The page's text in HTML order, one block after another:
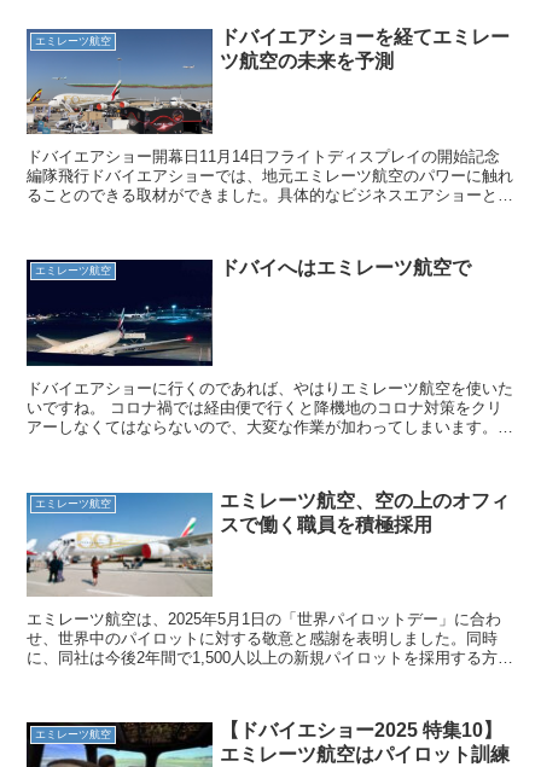
エミレーツ航空
ドバイエアショーを経てエミレー
ツ航空の未来を予測
ドバイエアショー開幕日11月14日フライトディスプレイの開始記念
編隊飛行ドバイエアショーでは、地元エミレーツ航空のパワーに触れ
ることのできる取材ができました。具体的なビジネスエアショーとし
エミレーツ航空 ドバイへはエミレーツ航空で
ドバイエアショーに行くのであれば、やはりエミレーツ航空を使いた
いですね。 コロナ禍では経由便で行くと降機地のコロナ対策をクリ
アーしなくてはならないので、大変な作業が加わってしまいます。直
エミレーツ航空
エミレーツ航空、空の上のオフィ
スで働く職員を積極採用
エミレーツ航空は、2025年5月1日の「世界パイロットデー」に合わ
せ、世界中のパイロットに対する敬意と感謝を表明しました。同時
に、同社は今後2年間で1,500人以上の新規パイロットを採用する方針
エミレーツ航空
【ドバイエショー2025 特集10】
エミレーツ航空はパイロット訓練